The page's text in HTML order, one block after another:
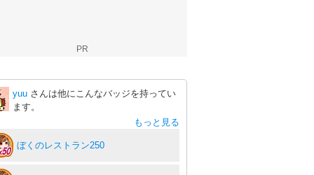
PR
yuu さんは他にこんなバッジを持ってい
ます。
もっと見る
ぼくのレストラン250